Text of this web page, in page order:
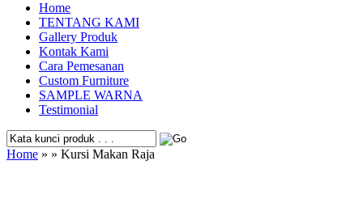
Home
TENTANG KAMI
Gallery Produk
Kontak Kami
Cara Pemesanan
Custom Furniture
SAMPLE WARNA
Testimonial
Home » » Kursi Makan Raja